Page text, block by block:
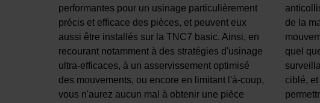
performantes pour un usinage particulièrement
précis et efficace des pièces, et peuvent eux
aussi être installés sur la TNC7 basic. Ainsi, en
recourant notamment à des stratégies d'usinage
ultra-efficaces, à un asservissement optimisé
des mouvements, ou encore en limitant l'à-coup,
vous n'aurez aucun mal à obtenir une pièce
de la
quel
ciblé,